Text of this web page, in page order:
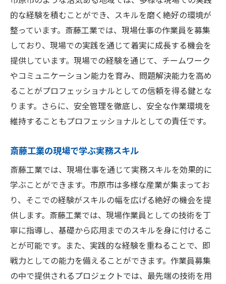
的な経験を積むことができ、スキルを磨く絶好の環境が
整っています。斎藤工業では、現場仕事の作業員を募集
しており、現場での実践を通じて着実に成長する機会を
提供しています。現場での経験を通じて、チームワーク
やコミュニケーション能力を育み、問題解決能力を高め
ることがプロフェッショナルとしての信頼を得る鍵とな
ります。さらに、安全管理を徹底し、安全な作業環境を
維持することもプロフェッショナルとしての責任です。
斎藤工業の現場で学ぶ実務スキル
斎藤工業では、現場仕事を通じて実務スキルを効果的に
学ぶことができます。市原市は多様な産業が集まってお
り、そこでの経験がスキルの幅を広げる絶好の機会を提
供します。斎藤工業では、現場作業員としての技術を丁
寧に指導し、基礎から応用までのスキルを身に付けるこ
とが可能です。また、実践的な経験を重ねることで、即
戦力としての能力を備えることができます。作業員募集
の中で提供されるプロジェクトでは、最先端の技術を用